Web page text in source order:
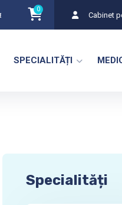
Harper Medklinik găsiți
0
Cabinet
SPECIALITĂȚI
Specialități